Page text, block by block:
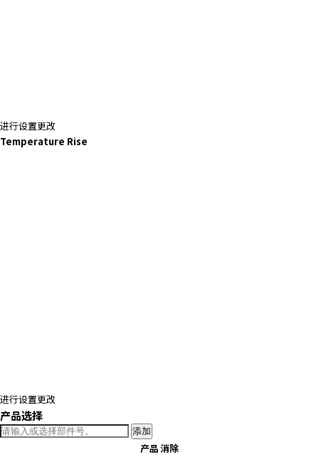
进行设置更改
Temperature Rise
进行设置更改
产品选择
添加
产品消除